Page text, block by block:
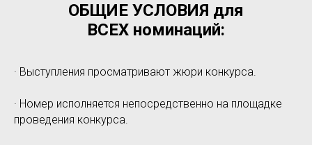
ОБЩИЕ УСЛОВИЯ для
ВСЕХ номинаций:
· Выступления просматривают жюри конкурса.
· Номер исполняется непосредственно на площадке
проведения конкурса.